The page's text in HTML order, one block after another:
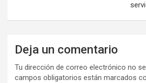
Deja un comentario
Tu dirección de correo electrónico no
campos obligatorios están marcados